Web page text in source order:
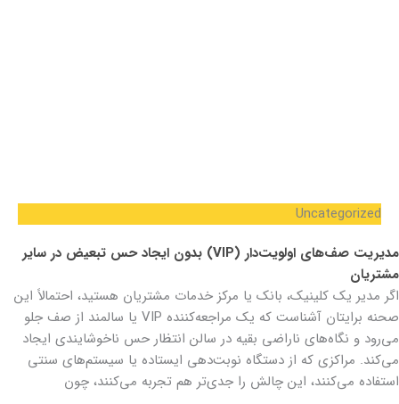
Uncategorized
مدیریت صف‌های اولویت‌دار (VIP) بدون ایجاد حس تبعیض در سایر
مشتریان
اگر مدیر یک کلینیک، بانک یا مرکز خدمات مشتریان هستید، احتمالاً این
صحنه برایتان آشناست که یک مراجعه‌کننده VIP یا سالمند از صف جلو
می‌رود و نگاه‌های ناراضی بقیه در سالن انتظار حس ناخوشایندی ایجاد
می‌کند. مراکزی که از دستگاه نوبت‌دهی ایستاده یا سیستم‌های سنتی
استفاده می‌کنند، این چالش را جدی‌تر هم تجربه می‌کنند، چون